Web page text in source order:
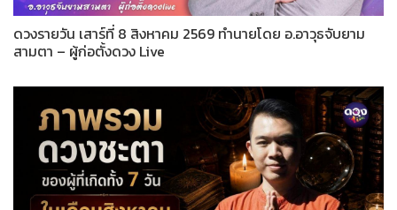
ดวงรายวัน เสาร์ที่ 8 สิงหาคม 2569 ทำนายโดย อ.อาวุธจับยาม
สามตา – ผู้ก่อตั้งดวง Live